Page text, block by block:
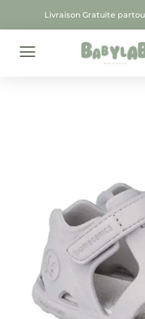
Livraison Gratuite